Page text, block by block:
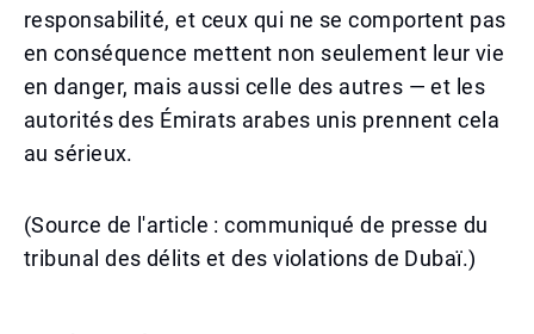
responsabilité, et ceux qui ne se comportent pas
en conséquence mettent non seulement leur vie
en danger, mais aussi celle des autres — et les
autorités des Émirats arabes unis prennent cela
au sérieux.
(Source de l'article : communiqué de presse du
tribunal des délits et des violations de Dubaï.)